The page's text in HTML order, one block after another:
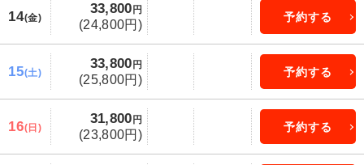
14(金)
33,800 円
(24,800円)
予約する
15(土)
33,800 円
(25,800円)
予約する
16(日)
31,800 円
(23,800円)
予約する